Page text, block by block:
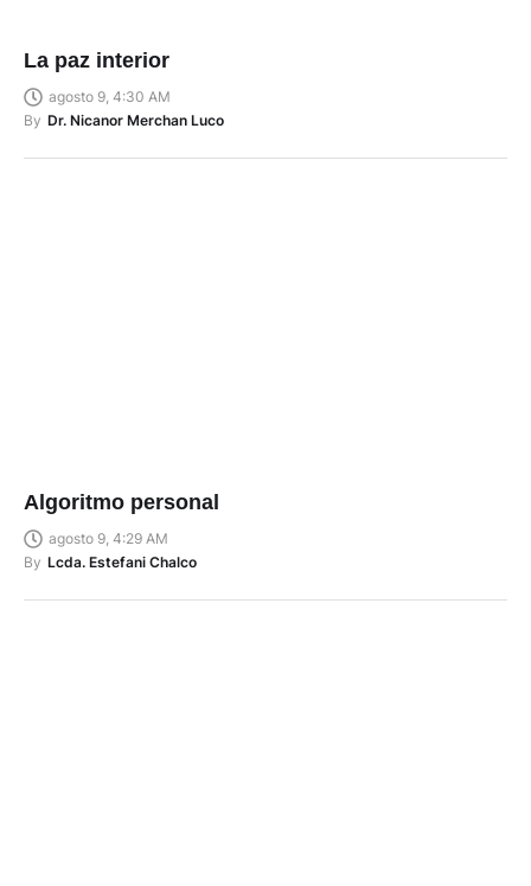
La paz interior
agosto 9, 4:30 AM
By Dr. Nicanor Merchan Luco
Algoritmo personal
agosto 9, 4:29 AM
By Lcda. Estefani Chalco